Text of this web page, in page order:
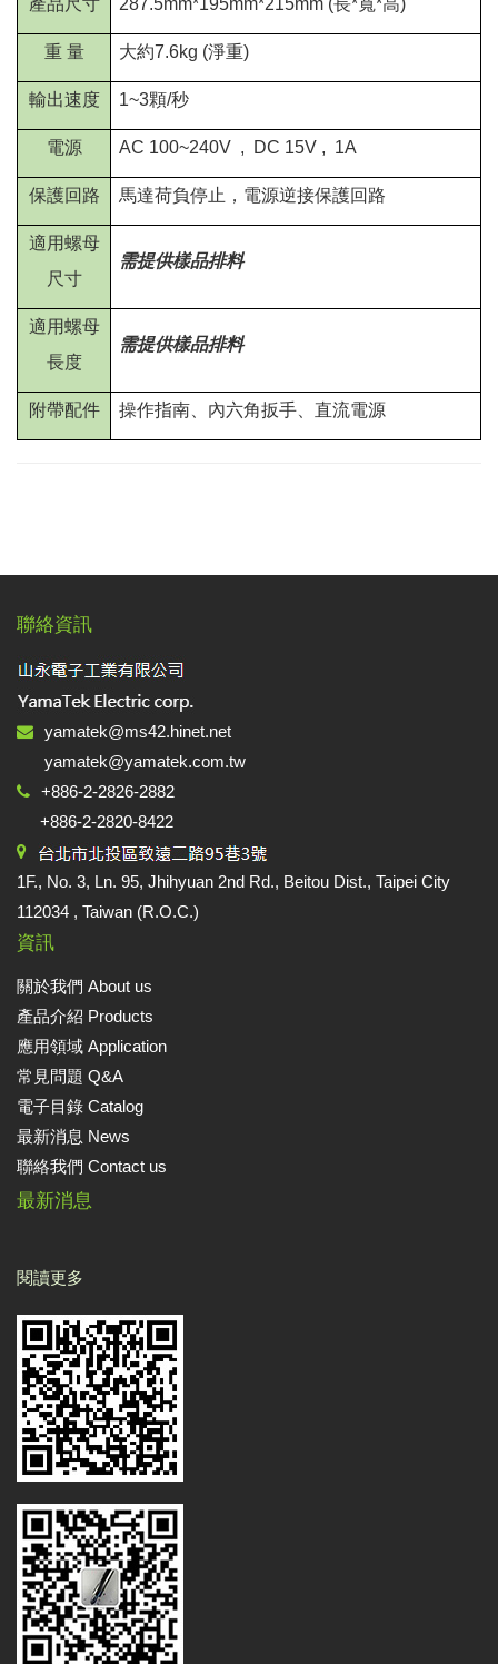
產品尺寸 287.5mm*195mm*215mm (長*寬*高)
重 量 大約7.6kg (淨重)
輸出速度 1~3顆/秒
電源 AC 100~240V , DC 15V , 1A
保護回路 馬達荷負停止，電源逆接保護回路
適用螺母
尺寸
需提供樣品排料
適用螺母
長度
需提供樣品排料
附帶配件 操作指南、內六角扳手、直流電源
聯絡資訊
yamatek@ms42.hinet.net
yamatek@yamatek.com.tw
+886-2-2826-2882
+886-2-2820-8422
1F., No. 3, Ln. 95, Jhihyuan 2nd Rd., Beitou Dist., Taipei City
112034 , Taiwan (R.O.C.)
資訊
關於我們 About us
產品介紹 Products
應用領域 Application
常見問題 Q&A
電子目錄 Catalog
最新消息 News
聯絡我們 Contact us
最新消息
閱讀更多